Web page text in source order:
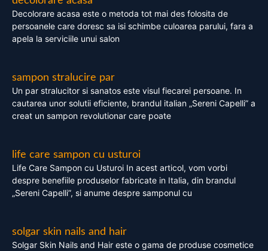
Decolorare acasa este o metoda tot mai des folosita de
persoanele care doresc sa isi schimbe culoarea parului, fara a
apela la serviciile unui salon
sampon stralucire par
Un par stralucitor si sanatos este visul fiecarei persoane. In
cautarea unor solutii eficiente, brandul italian „Sereni Capelli” a
creat un sampon revolutionar care poate
life care sampon cu usturoi
Life Care Sampon cu Usturoi In acest articol, vom vorbi
despre benefiile produselor fabricate in Italia, din brandul
„Sereni Capelli”, si anume despre samponul cu
solgar skin nails and hair
Solgar Skin Nails and Hair este o gama de produse cosmetice